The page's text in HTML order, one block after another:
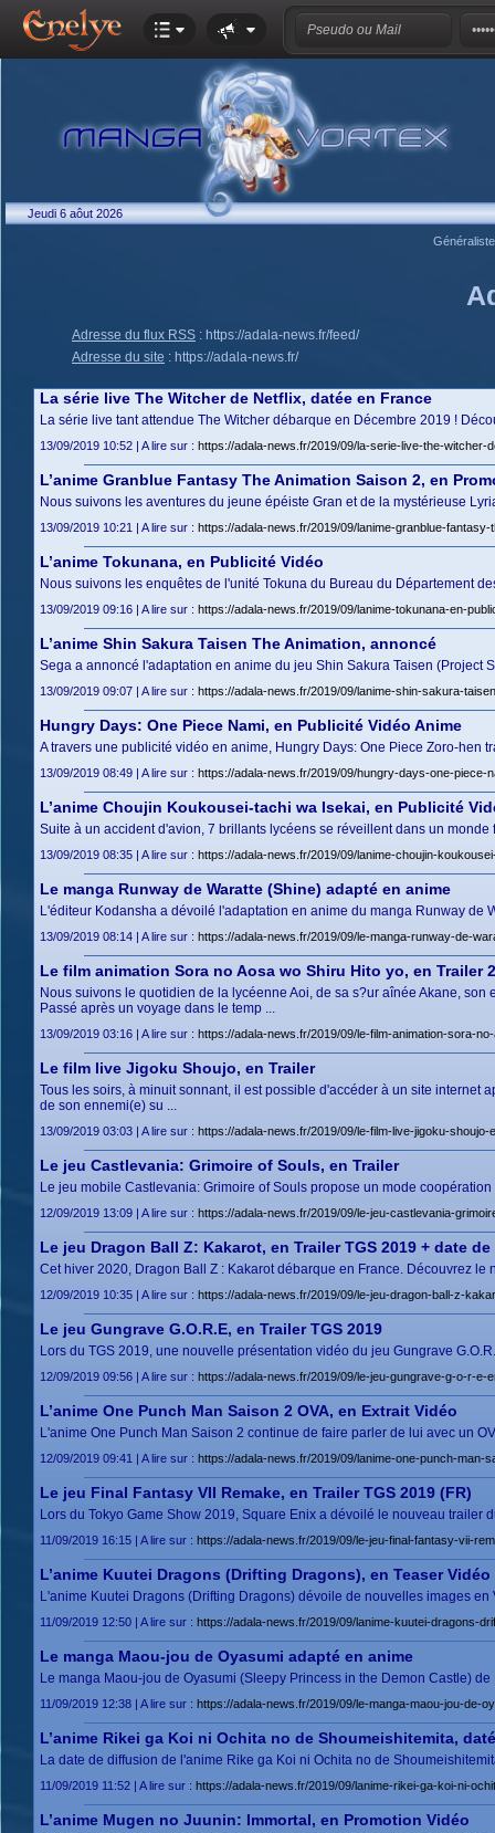
Jeudi 6 aôut 2026
Adresse du flux RSS : https://adala-news.fr/feed/
Adresse du site : https://adala-news.fr/
La série live The Witcher de Netflix, datée en France
La série live tant attendue The Witcher débarque en Décembre 2019 !
13/09/2019 10:52 | A lire sur : https://adala-news.fr/2019/09/la-serie-live-the-witcher-
L’anime Granblue Fantasy The Animation Saison 2, en
Nous suivons les aventures du jeune épéiste Gran et de la mystérieuse
13/09/2019 10:21 | A lire sur : https://adala-news.fr/2019/09/lanime-granblue-
L’anime Tokunana, en Publicité Vidéo
Nous suivons les enquêtes de l'unité Tokuna du Bureau du Département
13/09/2019 09:16 | A lire sur : https://adala-news.fr/2019/09/lanime-tokunana-en-
L’anime Shin Sakura Taisen The Animation, annoncé
Sega a annoncé l'adaptation en anime du jeu Shin Sakura Taisen (Project
13/09/2019 09:07 | A lire sur : https://adala-news.fr/2019/09/lanime-shin-sakura-
Hungry Days: One Piece Nami, en Publicité Vidéo Anime
A travers une publicité vidéo en anime, Hungry Days: One Piece Zoro-hen
13/09/2019 08:49 | A lire sur : https://adala-news.fr/2019/09/hungry-days-one-piece-
L’anime Choujin Koukousei-tachi wa Isekai, en Publicité
Suite à un accident d'avion, 7 brillants lycéens se réveillent dans un
13/09/2019 08:35 | A lire sur : https://adala-news.fr/2019/09/lanime-choujin-
Le manga Runway de Waratte (Shine) adapté en anime
L'éditeur Kodansha a dévoilé l'adaptation en anime du manga Runway de
13/09/2019 08:14 | A lire sur : https://adala-news.fr/2019/09/le-manga-runway-de-
Le film animation Sora no Aosa wo Shiru Hito yo, en Trailer 2
Nous suivons le quotidien de la lycéenne Aoi, de sa s?ur aînée Akane,
Passé après un voyage dans le temp ...
13/09/2019 03:16 | A lire sur : https://adala-news.fr/2019/09/le-film-animation-sora-
Le film live Jigoku Shoujo, en Trailer
Tous les soirs, à minuit sonnant, il est possible d'accéder à un site
de son ennemi(e) su ...
13/09/2019 03:03 | A lire sur : https://adala-news.fr/2019/09/le-film-live-jigoku-shoujo-
Le jeu Castlevania: Grimoire of Souls, en Trailer
Le jeu mobile Castlevania: Grimoire of Souls propose un mode
12/09/2019 13:09 | A lire sur : https://adala-news.fr/2019/09/le-jeu-castlevania-
Le jeu Dragon Ball Z: Kakarot, en Trailer TGS 2019 + date
Cet hiver 2020, Dragon Ball Z : Kakarot débarque en France. Découvrez le
12/09/2019 10:35 | A lire sur : https://adala-news.fr/2019/09/le-jeu-dragon-ball-z-
Le jeu Gungrave G.O.R.E, en Trailer TGS 2019
Lors du TGS 2019, une nouvelle présentation vidéo du jeu Gungrave
12/09/2019 09:56 | A lire sur : https://adala-news.fr/2019/09/le-jeu-gungrave-g-o-r-e-
L’anime One Punch Man Saison 2 OVA, en Extrait Vidéo
L'anime One Punch Man Saison 2 continue de faire parler de lui avec un
12/09/2019 09:41 | A lire sur : https://adala-news.fr/2019/09/lanime-one-punch-man-
Le jeu Final Fantasy VII Remake, en Trailer TGS 2019 (FR)
Lors du Tokyo Game Show 2019, Square Enix a dévoilé le nouveau trailer
11/09/2019 16:15 | A lire sur : https://adala-news.fr/2019/09/le-jeu-final-fantasy-vii-
L’anime Kuutei Dragons (Drifting Dragons), en Teaser Vidéo
L'anime Kuutei Dragons (Drifting Dragons) dévoile de nouvelles images en
11/09/2019 12:50 | A lire sur : https://adala-news.fr/2019/09/lanime-kuutei-dragons-
Le manga Maou-jou de Oyasumi adapté en anime
Le manga Maou-jou de Oyasumi (Sleepy Princess in the Demon Castle)
11/09/2019 12:38 | A lire sur : https://adala-news.fr/2019/09/le-manga-maou-jou-de-
L’anime Rikei ga Koi ni Ochita no de Shoumeishitemita,
La date de diffusion de l'anime Rike ga Koi ni Ochita no de
11/09/2019 11:52 | A lire sur : https://adala-news.fr/2019/09/lanime-rikei-ga-koi-ni-
L’anime Mugen no Juunin: Immortal, en Promotion Vidéo